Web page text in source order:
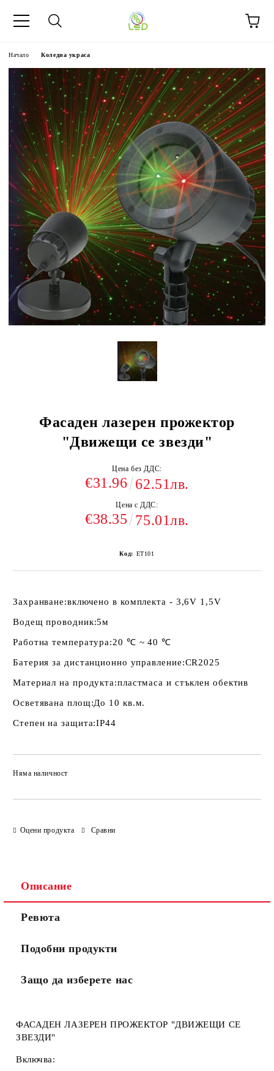
Начало Коледна украса
Фасаден лазерен прожектор
"Движещи се звезди"
Цена без ДДС:
€31.96 62.51лв.
Цена с ДДС:
€38.35 75.01лв.
Код: ET101
Захранване:включено в комплекта - 3,6V 1,5V
Водещ проводник:5м
Работна температура:20 ℃ ~ 40 ℃
Батерия за дистанционно управление:CR2025
Материал на продукта:пластмаса и стъклен обектив
Осветявана площ:До 10 кв.м.
Степен на защита:IP44
Няма наличност
Оцени продукта Сравни
Описание
Ревюта
Подобни продукти
Защо да изберете нас
ФАСАДЕН ЛАЗЕРЕН ПРОЖЕКТОР "ДВИЖЕЩИ СЕ
ЗВЕЗДИ"
Включва: